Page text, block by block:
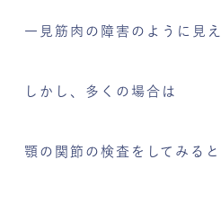
一見筋肉の障害のように見え
しかし、多くの場合は
顎の関節の検査をしてみると